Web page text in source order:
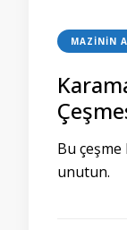
MAZININ
Bu
unutun.